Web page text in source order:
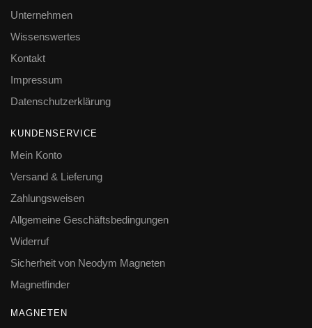
Unternehmen
Wissenswertes
Kontakt
Impressum
Datenschutzerklärung
KUNDENSERVICE
Mein Konto
Versand & Lieferung
Zahlungsweisen
Allgemeine Geschäftsbedingungen
Widerruf
Sicherheit von Neodym Magneten
Magnetfinder
MAGNETEN